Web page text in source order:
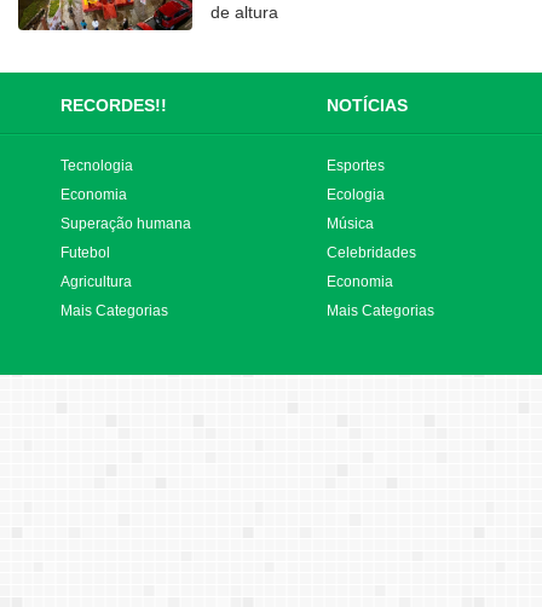
de altura
RECORDES!! NOTÍCIAS
Tecnologia
Economia
Superação humana
Futebol
Agricultura
Mais Categorias
Esportes
Ecologia
Música
Celebridades
Economia
Mais Categorias